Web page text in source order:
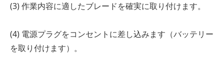
(3) 作業内容に適したブレードを確実に取り付けます。
(4) 電源プラグをコンセントに差し込みます（バッテリー
を取り付けます）。